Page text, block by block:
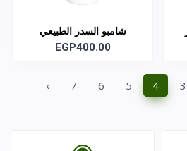
شامبو السدر الطبيعي
EGP400.00
3
4
5
6
7
›